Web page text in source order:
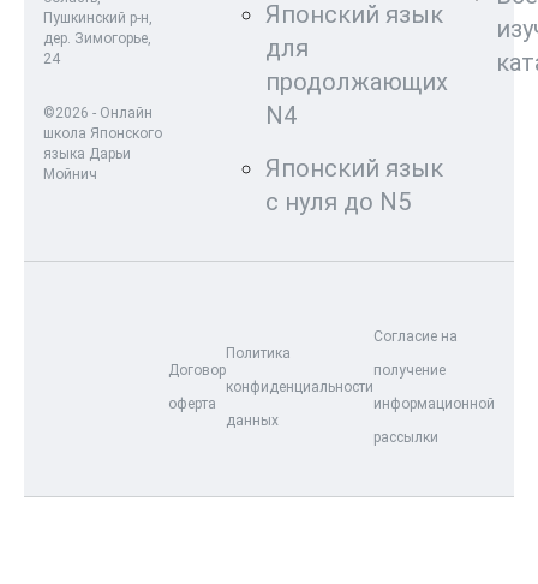
Пушкинский р-н,
дер. Зимогорье,
24
©2026 - Онлайн
школа Японского
языка Дарьи
Мойнич
Японский язык
для
продолжающих
N4
Японский язык
с нуля до N5
Договор
оферта
Политика
конфиденциальности
данных
Согласие на
получение
информационной
рассылки